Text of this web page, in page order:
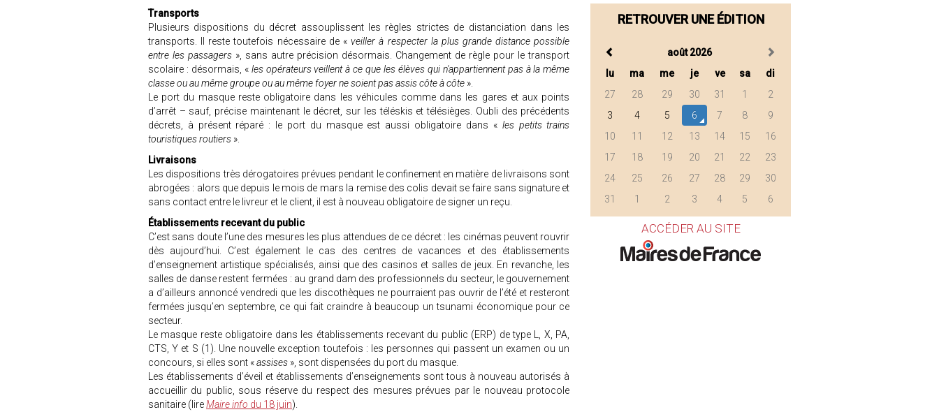
Transports
Plusieurs dispositions du décret assouplissent les règles strictes de distanciation dans les
transports. Il reste toutefois nécessaire de «veiller à respecter la plus grande distance possible
entre les passagers », sans autre précision désormais. Changement de règle pour le transport
scolaire : désormais, «les opérateurs veillent à ce que les élèves qui n'appartiennent pas à la même
classe ou au même groupe ou au même foyer ne soient pas assis côte à côte ».
Le port du masque reste obligatoire dans les véhicules comme dans les gares et aux points
d’arrêt – sauf, précise maintenant le décret, sur les téléskis et télésièges. Oubli des précédents
décrets, à présent réparé : le port du masque est aussi obligatoire dans « les petits trains
touristiques routiers ».
Livraisons
Les dispositions très dérogatoires prévues pendant le confinement en matière de livraisons sont
abrogées : alors que depuis le mois de mars la remise des colis devait se faire sans signature et
sans contact entre le livreur et le client, il est à nouveau obligatoire de signer un reçu.
Établissements recevant du public
C’est sans doute l’une des mesures les plus attendues de ce décret : les cinémas peuvent rouvrir
dès aujourd’hui. C’est également le cas des centres de vacances et des établissements
d’enseignement artistique spécialisés, ainsi que des casinos et salles de jeux. En revanche, les
salles de danse restent fermées : au grand dam des professionnels du secteur, le gouvernement
a d’ailleurs annoncé vendredi que les discothèques ne pourraient pas ouvrir de l’été et resteront
fermées jusqu’en septembre, ce qui fait craindre à beaucoup un tsunami économique pour ce
secteur.
Le masque reste obligatoire dans les établissements recevant du public (ERP) de type L, X, PA,
CTS, Y et S (1). Une nouvelle exception toutefois : les personnes qui passent un examen ou un
concours, si elles sont «assises », sont dispensées du port du masque.
Les établissements d’éveil et établissements d’enseignements sont tous à nouveau autorisés à
accueillir du public, sous réserve du respect des mesures prévues par le nouveau protocole
sanitaire (lireMaire info du 18 juin).
RETROUVER UNE ÉDITION
août 2026
lu
ma me je ve sa
di
27
28 29 30 31 1
2
3
4 5 6 7 8
9
10
11 12 13 14 15
16
17
18 19 20 21 22
23
24
25 26 27 28 29
30
31
1 2 3 4 5 6
ACCÉDER AU SITE